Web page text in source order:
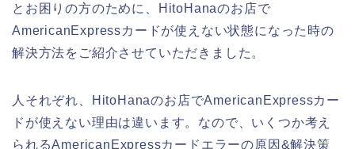
とお困りの方のために、HitoHanaのお店で
AmericanExpressカードが使えない状態になった時の
解決方法をご紹介させていただきました。
人それぞれ、HitoHanaのお店でAmericanExpressカー
ドが使えない理由は違います。なので、いくつか考え
られるAmericanExpressカードエラーの原因&解決策